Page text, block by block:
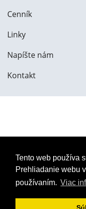
Tento web používa
Prehliadanie webu
používaním. Viac
Cenník
Linky
Napíšte nám
Kontakt